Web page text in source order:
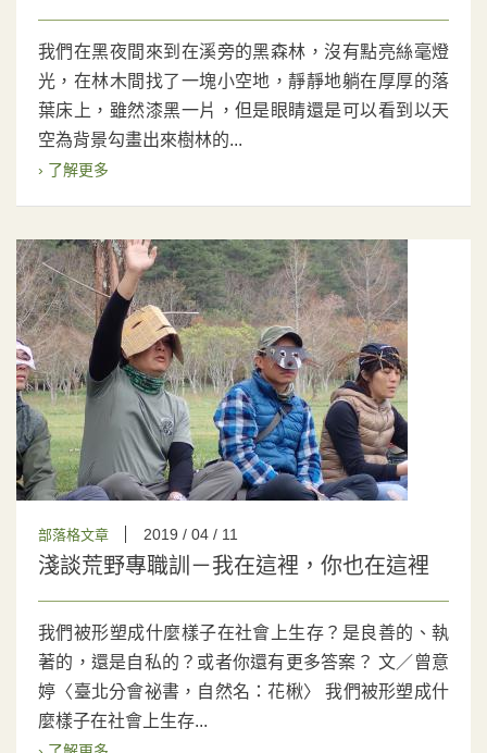
我們在黑夜間來到在溪旁的黑森林，沒有點亮絲毫燈
光，在林木間找了一塊小空地，靜靜地躺在厚厚的落
葉床上，雖然漆黑一片，但是眼睛還是可以看到以天
空為背景勾畫出來樹林的...
› 了解更多
部落格文章 2019 / 04 / 11
淺談荒野專職訓－我在這裡，你也在這裡
我們被形塑成什麼樣子在社會上生存？是良善的、執
著的，還是自私的？或者你還有更多答案？ 文／曾意
婷〈臺北分會祕書，自然名：花楸〉 我們被形塑成什
麼樣子在社會上生存...